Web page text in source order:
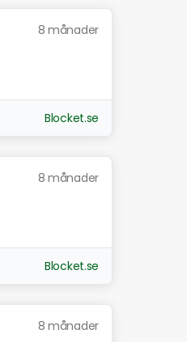
8 månader
Blocket.se
8 månader
Blocket.se
8 månader